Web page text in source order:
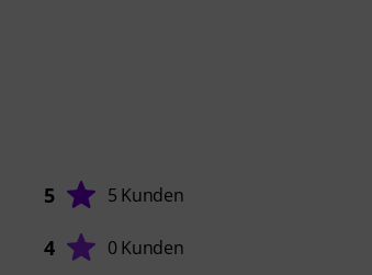
5 5 Kunden
4 0 Kunden